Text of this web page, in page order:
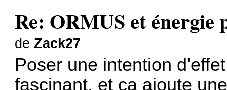
Re: ORMUS et énergie
deZack27
Poser une intention
fascinant, et ça ajoute